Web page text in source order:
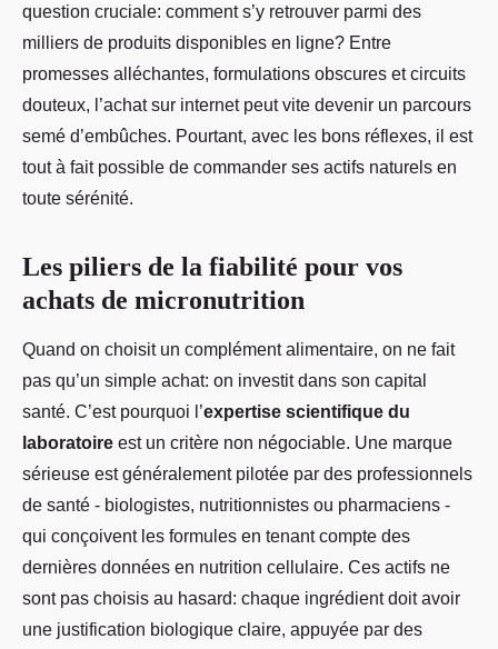
question cruciale: comment s’y retrouver parmi des
milliers de produits disponibles en ligne? Entre
promesses alléchantes, formulations obscures et circuits
douteux, l’achat sur internet peut vite devenir un parcours
semé d’embûches. Pourtant, avec les bons réflexes, il est
tout à fait possible de commander ses actifs naturels en
toute sérénité.
Les piliers de la fiabilité pour vos
achats de micronutrition
Quand on choisit un complément alimentaire, on ne fait
pas qu’un simple achat: on investit dans son capital
santé. C’est pourquoi l’expertise scientifique du
laboratoire est un critère non négociable. Une marque
sérieuse est généralement pilotée par des professionnels
de santé - biologistes, nutritionnistes ou pharmaciens -
qui conçoivent les formules en tenant compte des
dernières données en nutrition cellulaire. Ces actifs ne
sont pas choisis au hasard: chaque ingrédient doit avoir
une justification biologique claire, appuyée par des